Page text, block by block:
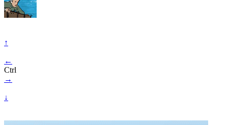
↑
←
Ctrl
→
↓